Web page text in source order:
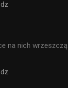
na nich